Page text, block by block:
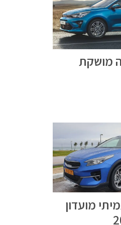
מושקת
מועדון